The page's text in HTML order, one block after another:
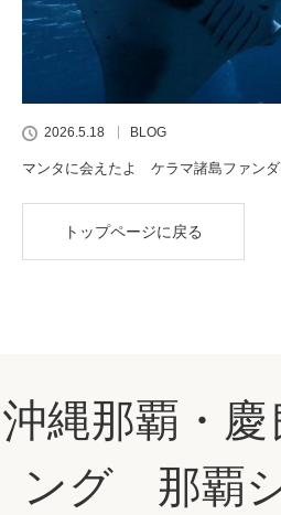
2026.5.18 BLOG
マンタに会えたよ ケラマ諸島ファン
トップページに戻る
沖縄那覇・
ング 那覇